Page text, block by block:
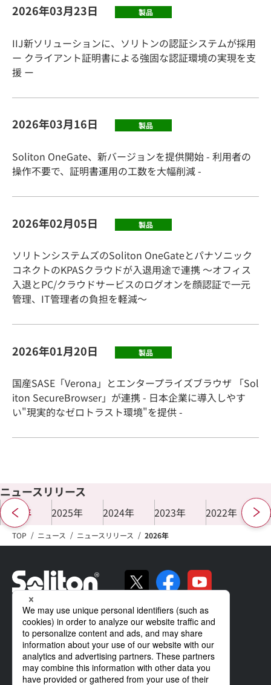
2026年03月23日 製品
IIJ新ソリューションに、ソリトンの認証システムが採用
ー クライアント証明書による強固な認証環境の実現を支
援 ー
2026年03月16日 製品
Soliton OneGate、新バージョンを提供開始 - 利用者の
操作不要で、証明書運用の工数を大幅削減 -
2026年02月05日 製品
ソリトンシステムズのSoliton OneGateとパナソニック
コネクトのKPASクラウドが入退用途で連携 ～オフィス
入退とPC/クラウドサービスのログオンを顔認証で一元
管理、IT管理者の負担を軽減～
2026年01月20日 製品
国産SASE「Verona」とエンタープライズブラウザ 「Sol
iton SecureBrowser」が連携 - 日本企業に導入しやす
い"現実的なゼロトラスト環境"を提供 -
ニュースリリース
2026年 2025年 2024年 2023年 2022年
TOP ニュース ニュースリリース 2026年
ソリトンの強み
製品・サービス
導入事例
サポート